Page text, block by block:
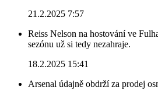
21.2.2025 7:57
Reiss Nelson na hostování ve
sezónu už si tedy nezahraje.
18.2.2025 15:41
Arsenal údajně obdrží za prodej